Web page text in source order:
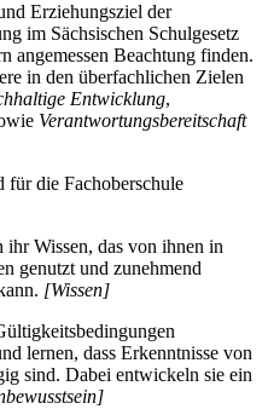
Erziehungsziel der
im Sächsischen Schulgesetz
angemessen Beachtung finden.
in den überfachlichen Zielen
Entwicklung,
Verantwortungsbereitschaft
für die Fachoberschule
ihr Wissen, das von ihnen in
genutzt und zunehmend
[Wissen]
lernen, dass Erkenntnisse von
sind. Dabei entwickeln sie ein